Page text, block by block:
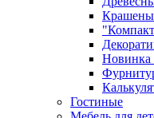
Новинка
Гостиные